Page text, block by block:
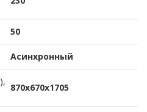
50
Асинхронный
870х670х1705